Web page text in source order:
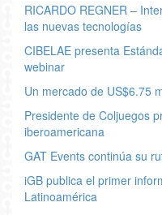
RICARDO REGNER –
las nuevas tecnologías
CIBELAE presenta
webinar
Un mercado de US$6.75
Presidente de Coljuegos
iberoamericana
GAT Events continúa su
iGB publica el primer
Latinoamérica